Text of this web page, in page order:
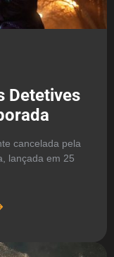
Detetives
cancelada pela
lançada em 25